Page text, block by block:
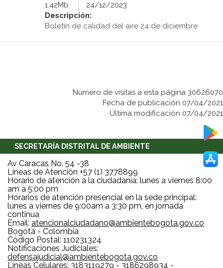
1.42Mb
24/12/2023
Descripción:
Boletín de calidad del aire 24 de diciembre
Número de visitas a esta página 30626070
Fecha de publicación 07/04/2021
Última modificación 07/04/2021
SECRETARÍA DISTRITAL DE AMBIENTE
Av Caracas No. 54 -38
Líneas de Atención +57 (1) 3778899
Horario de atención a la ciudadanía: lunes a viernes 8:00
am a 5:00 pm
Horarios de atención presencial en la sede principal:
lunes a viernes de 9:00am a 3:30 pm, en jornada
continua
Email: atencionalciudadano@ambientebogota.gov.co
Bogotá - Colombia
Código Postal: 110231324
Notificaciones Judiciales:
defensajudicial@ambientebogota.gov.co
Líneas Celulares: 3183119279 - 3186298934 -